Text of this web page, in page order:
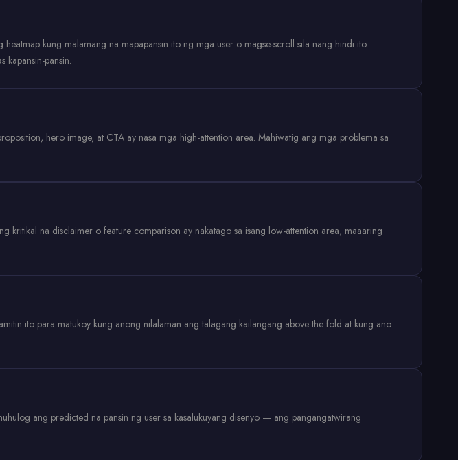
kung malamang na mapapansin ito ng mga user o magse-scroll sila nang hindi ito
kapansin-pansin.
hero image, at CTA ay nasa mga high-attention area. Mahiwatig ang mga problema sa
kritikal na disclaimer o feature comparison ay nakatago sa isang low-attention area, maaaring
ito para matukoy kung anong nilalaman ang talagang kailangang above the fold at kung ano
ang predicted na pansin ng user sa kasalukuyang disenyo — ang pangangatwirang